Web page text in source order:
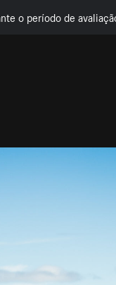
o período de